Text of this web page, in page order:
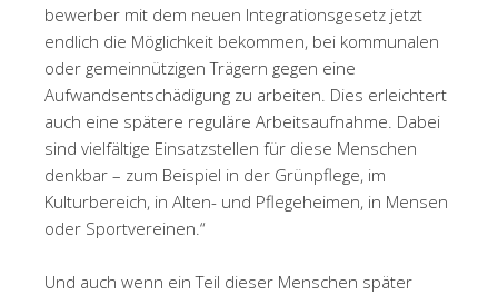
bewerber mit dem neuen Integrationsgesetz jetzt
endlich die Möglichkeit bekommen, bei kommunalen
oder gemeinnützigen Trägern gegen eine
Aufwandsentschädigung zu arbeiten. Dies erleichtert
auch eine spätere reguläre Arbeitsaufnahme. Dabei
sind vielfältige Einsatzstellen für diese Menschen
denkbar – zum Beispiel in der Grünpflege, im
Kulturbereich, in Alten- und Pflegeheimen, in Mensen
oder Sportvereinen.“
Und auch wenn ein Teil dieser Menschen später